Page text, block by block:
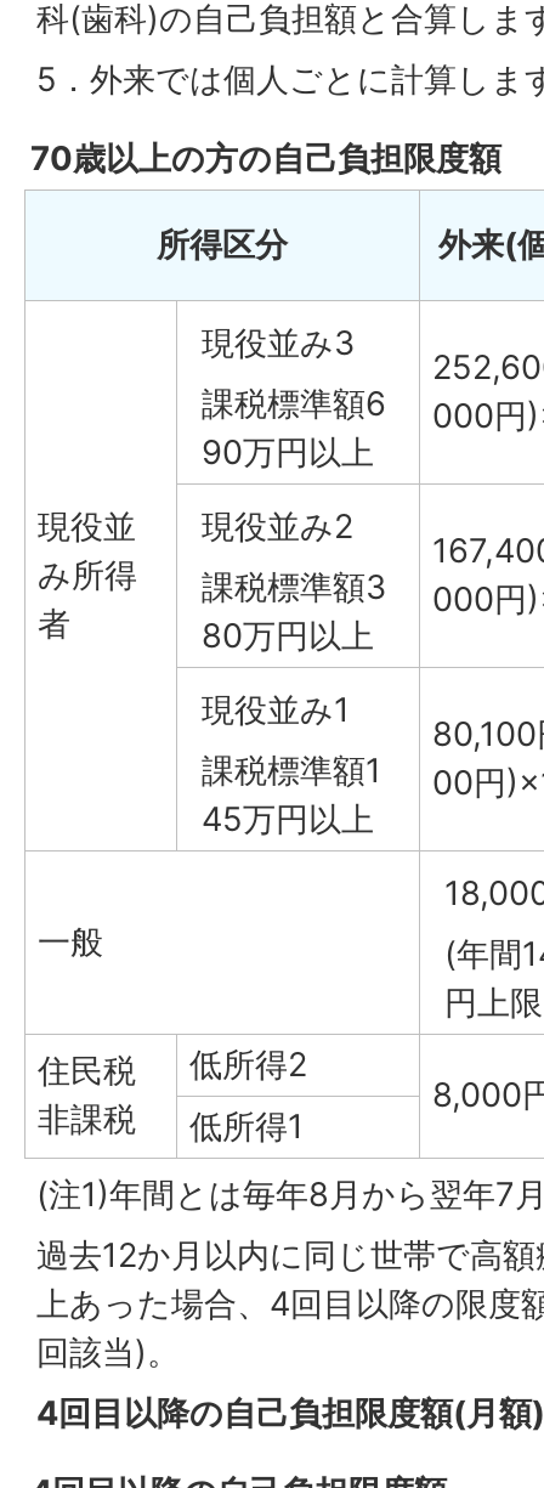
科(歯科)の自己負担額と合算しま
5．外来では個人ごとに計算しま
70歳以上の方の自己負担限度額
所得区分 外来(
現役並
み所得
者
現役並み3
課税標準額6
90万円以上
000円
現役並み2
課税標準額3
80万円以上
000円
現役並み1
課税標準額1
45万円以上
00円
一般
(年間
円上
住民税
非課税
低所得2
8,000
低所得1
(注1)年間とは毎年8月から翌年7
過去12か月以内に同じ世帯で高
上あった場合、4回目以降の限
回該当)。
4回目以降の自己負担限度額(月額)